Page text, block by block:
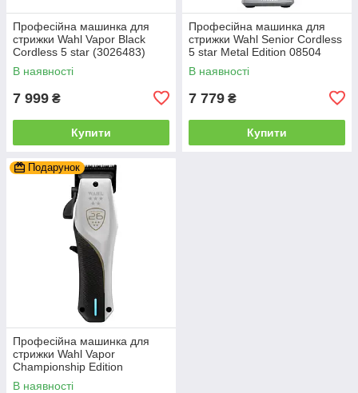
Професійна машинка для
стрижки Wahl Vapor Black
Cordless 5 star (3026483)
В наявності
7 999 ₴
Купити
Професійна машинка для
стрижки Wahl Senior Cordless
5 star Metal Edition 08504
(3000116)
В наявності
7 779 ₴
Купити
Подарунок
Професійна машинка для
стрижки Wahl Vapor
Championship Edition
Cordless 5 star (3030922)
В наявності